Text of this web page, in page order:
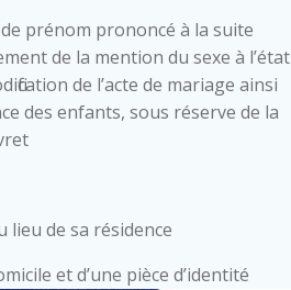
prénom prononcé à la suite
de la mention du sexe à l’état
de l’acte de mariage ainsi
des enfants, sous réserve de la
lieu de sa résidence
et d’une pièce d’identité